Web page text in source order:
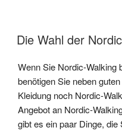
Die Wahl der
Wenn Sie Nordic-Walking
benötigen Sie neben
Kleidung noch Nordic-
Angebot an Nordic-
gibt es ein paar Dinge,